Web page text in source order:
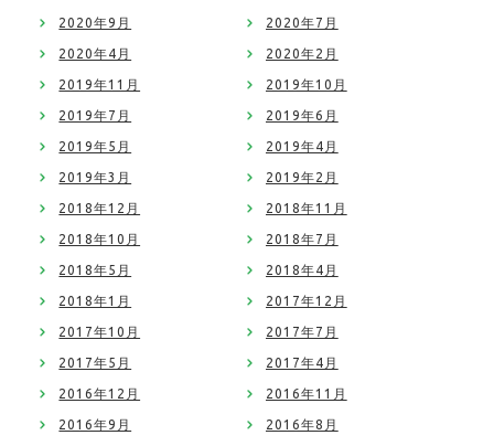
2020年9月 2020年7月
2020年4月 2020年2月
2019年11月 2019年10月
2019年7月 2019年6月
2019年5月 2019年4月
2019年3月 2019年2月
2018年12月 2018年11月
2018年10月 2018年7月
2018年5月 2018年4月
2018年1月 2017年12月
2017年10月 2017年7月
2017年5月 2017年4月
2016年12月 2016年11月
2016年9月 2016年8月